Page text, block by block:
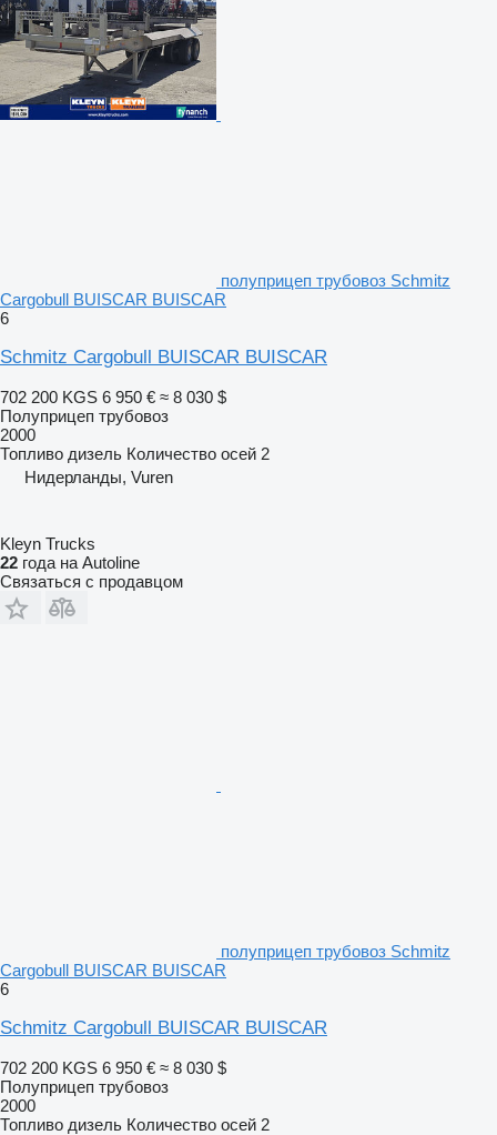
полуприцеп трубовоз Schmitz
Cargobull BUISCAR BUISCAR
6
Schmitz Cargobull BUISCAR BUISCAR
702 200 KGS 6 950 € ≈ 8 030 $
Полуприцеп трубовоз
2000
Топливо дизель Количество осей 2
Нидерланды, Vuren
Kleyn Trucks
22 года на Autoline
Связаться с продавцом
полуприцеп трубовоз Schmitz
Cargobull BUISCAR BUISCAR
6
Schmitz Cargobull BUISCAR BUISCAR
702 200 KGS 6 950 € ≈ 8 030 $
Полуприцеп трубовоз
2000
Топливо дизель Количество осей 2